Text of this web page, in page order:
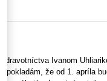
8.
8. 2026
8. 2026
Ivanom
že od 1. apríla